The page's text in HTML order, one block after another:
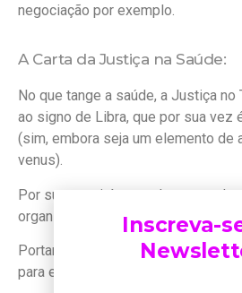
negociação por exemplo.
A Carta da Justiça na Saúde:
No que tange a saúde, a Justiça
ao signo de Libra, que por sua vez
(sim, embora seja um elemento de
venus).
Por sua vez, irá tratar de partes do
organismo; glândula pâncreas,
Portanto, é necessário se atentar
para evitar futuros problemas de
Inscreva-